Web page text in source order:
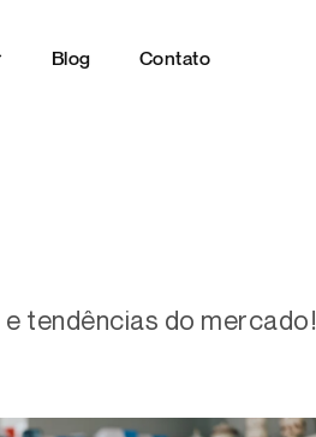
Blog Contato
tendências do mercado!